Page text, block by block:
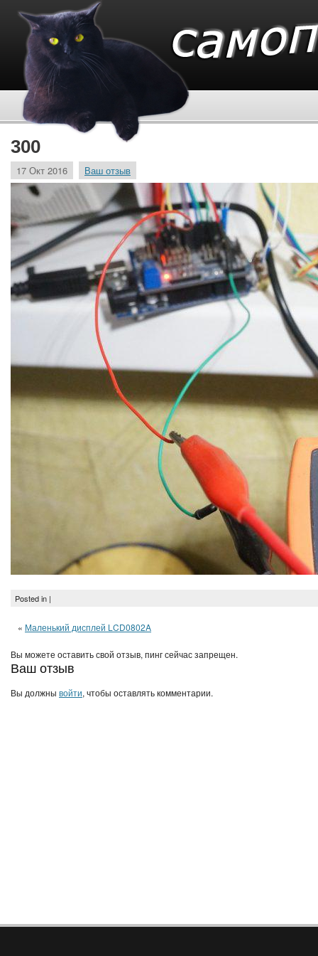
300
17 Окт 2016 Ваш отзыв
Posted in |
« Маленький дисплей LCD0802A
Вы можете оставить свой отзыв, пинг сейчас запрещен.
Ваш отзыв
Вы должны войти, чтобы оставлять комментарии.